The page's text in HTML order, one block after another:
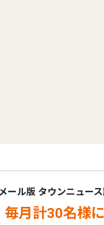
ール版 タウンニュー
毎月計30名様に